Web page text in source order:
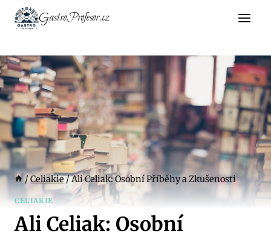
Přeskočit
GastroProfesor.cz
/Celiakie/Ali Celiak: Osobní Příběhy a Zkušenosti
CELIAKIE
Ali Celiak: Osobní